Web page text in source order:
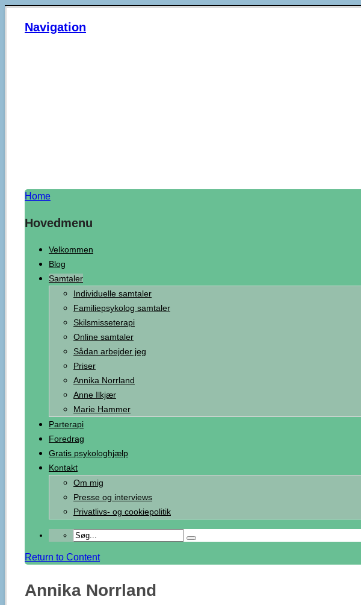
Navigation
Home
Hovedmenu
Velkommen
Blog
Samtaler
Individuelle samtaler
Familiepsykolog samtaler
Skilsmisseterapi
Online samtaler
Sådan arbejder jeg
Priser
Annika Norrland
Anne Ilkjær
Marie Hammer
Parterapi
Foredrag
Gratis psykologhjælp
Kontakt
Om mig
Presse og interviews
Privatlivs- og cookiepolitik
Return to Content
Annika Norrland